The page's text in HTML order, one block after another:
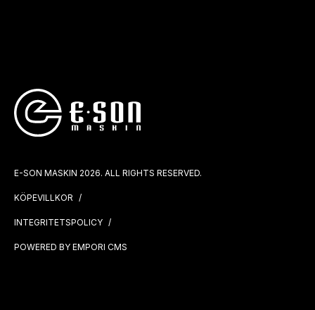
E-SON MASKIN 2026. ALL RIGHTS RESERVED.
KÖPEVILLKOR
INTEGRITETSPOLICY
POWERED BY EMPORI CMS